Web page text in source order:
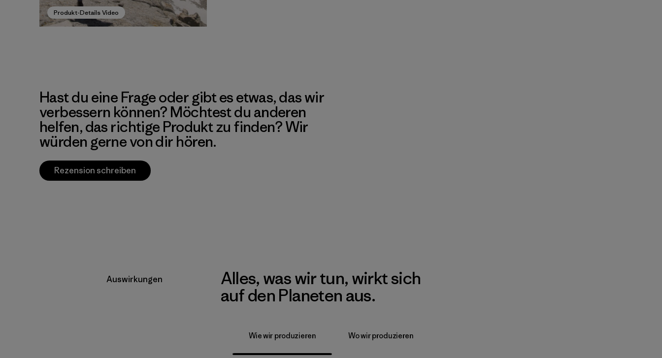
Produkt-Details Video
Hast du eine Frage oder gibt es etwas, das wir
verbessern können? Möchtest du anderen
helfen, das richtige Produkt zu finden? Wir
würden gerne von dir hören.
Rezension schreiben
Auswirkungen
Alles, was wir tun, wirkt sich
auf den Planeten aus.
Wie wir produzieren Wo wir produzieren